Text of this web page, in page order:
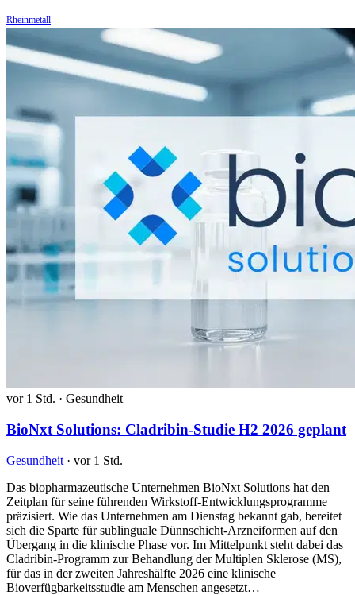
Rheinmetall
vor 1 Std. · Gesundheit
BioNxt Solutions: Cladribin-Studie H2 2026 geplant
Gesundheit · vor 1 Std.
Das biopharmazeutische Unternehmen BioNxt Solutions hat den
Zeitplan für seine führenden Wirkstoff-Entwicklungsprogramme
präzisiert. Wie das Unternehmen am Dienstag bekannt gab, bereitet
sich die Sparte für sublinguale Dünnschicht-Arzneiformen auf den
Übergang in die klinische Phase vor. Im Mittelpunkt steht dabei das
Cladribin-Programm zur Behandlung der Multiplen Sklerose (MS),
für das in der zweiten Jahreshälfte 2026 eine klinische
Bioverfügbarkeitsstudie am Menschen angesetzt…